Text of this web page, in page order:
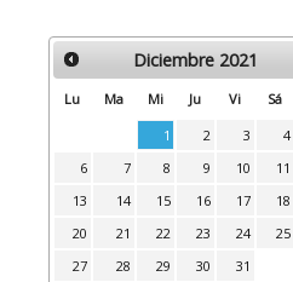
Diciembre 2021
Lu Ma Mi Ju Vi Sá
1 2 3 4
6
7 8 9 10 11
13
14 15 16 17 18
20
21 22 23 24 25
27
28 29 30 31